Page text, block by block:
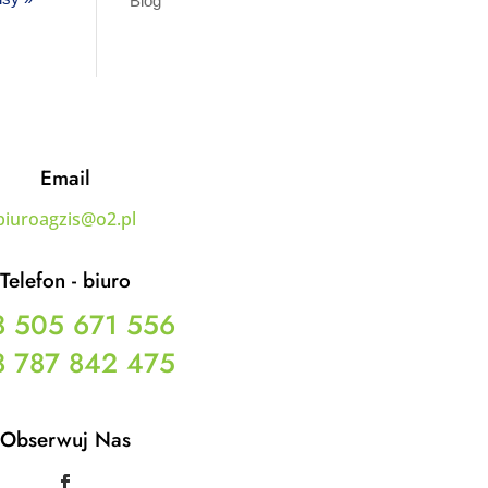
Email
Telefon - biuro
505 671 556
787 842 475
Obserwuj Nas